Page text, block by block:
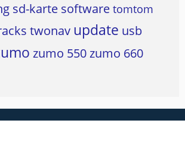
sd-karte software tomtom
twonav update usb
zumo 550zumo 660